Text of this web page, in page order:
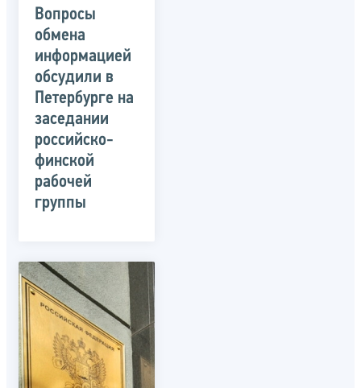
Вопросы
обмена
информацией
обсудили в
Петербурге на
заседании
российско-
финской
рабочей
группы